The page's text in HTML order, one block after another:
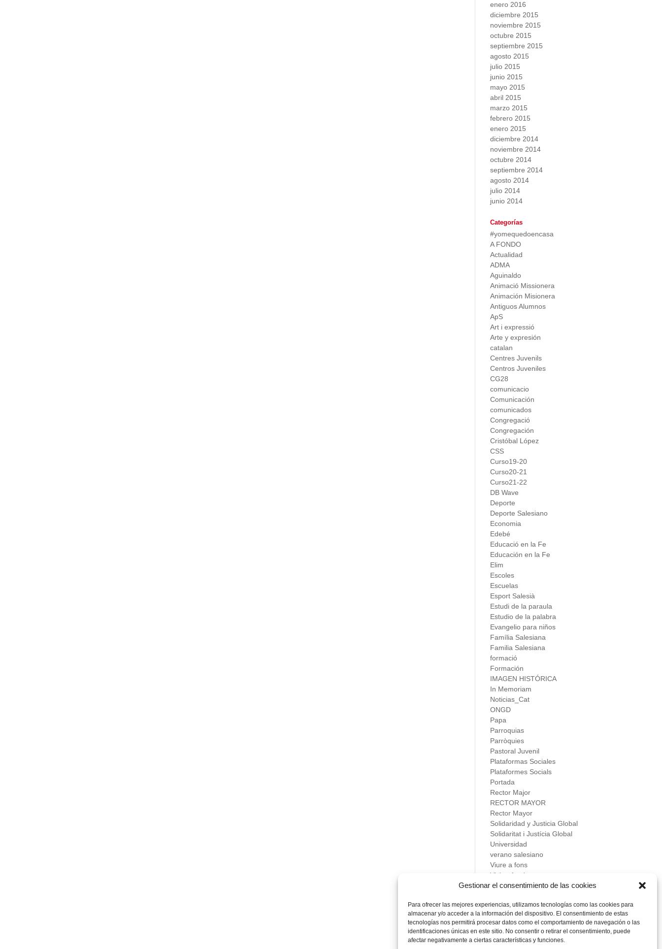
Gestionar el consentimiento de las cookies
Para ofrecer las mejores experiencias, utilizamos tecnologías como las cookies para
almacenar y/o acceder a la información del dispositivo. El consentimiento de estas
tecnologías nos permitirá procesar datos como el comportamiento de navegación o las
identificaciones únicas en este sitio. No consentir o retirar el consentimiento, puede
afectar negativamente a ciertas características y funciones.
enero 2016
diciembre 2015
noviembre 2015
octubre 2015
septiembre 2015
agosto 2015
julio 2015
junio 2015
mayo 2015
abril 2015
marzo 2015
febrero 2015
enero 2015
diciembre 2014
noviembre 2014
octubre 2014
septiembre 2014
agosto 2014
julio 2014
junio 2014
Categorías
#yomequedoencasa
A FONDO
Actualidad
ADMA
Aguinaldo
Animació Missionera
Animación Misionera
Antiguos Alumnos
ApS
Art i expressió
Arte y expresión
catalan
Centres Juvenils
Centros Juveniles
CG28
comunicacio
Comunicación
comunicados
Congregació
Congregación
Cristóbal López
CSS
Curso19-20
Curso20-21
Curso21-22
DB Wave
Deporte
Deporte Salesiano
Economia
Edebé
Educació en la Fe
Educación en la Fe
Elim
Escoles
Escuelas
Esport Salesià
Estudi de la paraula
Estudio de la palabra
Evangelio para niños
Família Salesiana
Familia Salesiana
formació
Formación
IMAGEN HISTÓRICA
In Memoriam
Noticias_Cat
ONGD
Papa
Parroquias
Parròquies
Pastoral Juvenil
Plataformas Sociales
Plataformes Socials
Portada
Rector Major
RECTOR MAYOR
Rector Mayor
Solidaridad y Justicia Global
Solidaritat i Justícia Global
Universidad
verano salesiano
Viure a fons
Vivir a fondo
Vocacional
Meta
Acceder
Feed de entradas
Feed de comentarios